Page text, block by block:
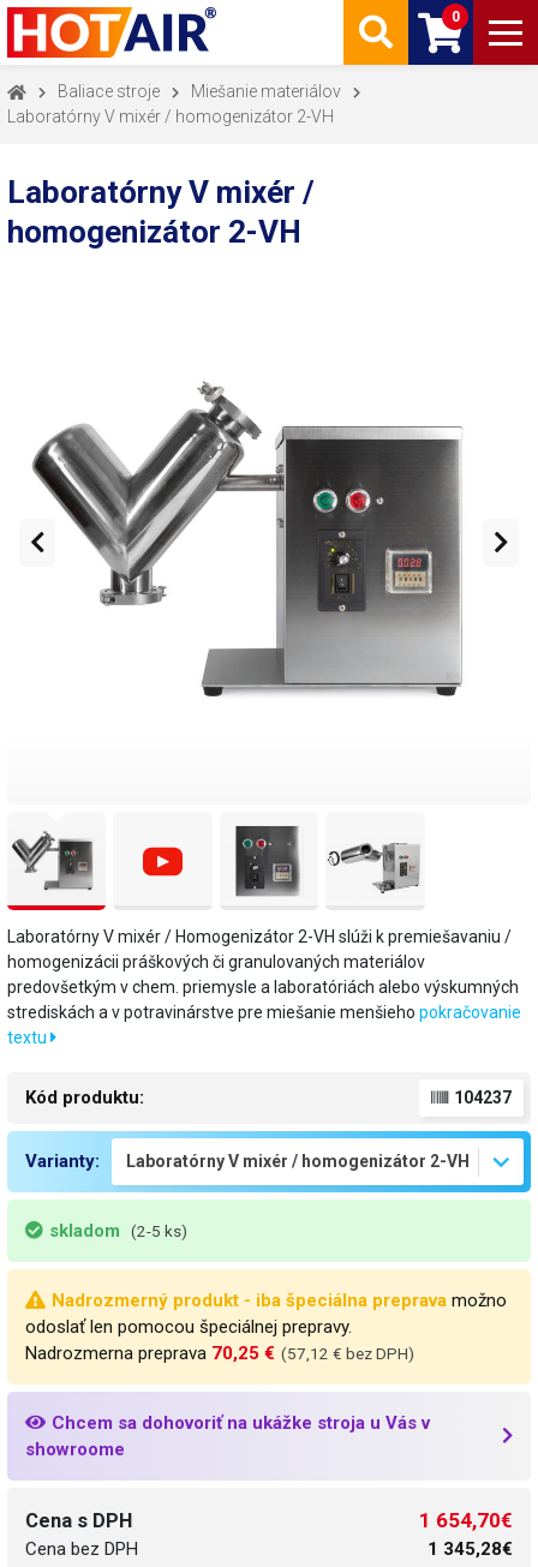
0
Baliace stroje
Miešanie materiálov
Laboratórny V mixér / homogenizátor 2-VH
Laboratórny V mixér /
homogenizátor 2-VH
​Laboratórny V mixér / Homogenizátor 2-VH slúži k premiešavaniu /
homogenizácii práškových či granulovaných materiálov
predovšetkým v chem. priemysle a laboratóriách alebo výskumných
strediskách a v potravinárstve pre miešanie menšieho pokračovanie
textu
Kód produktu: 104237
Varianty:
skladom (2-5 ks)
Nadrozmerný produkt - iba špeciálna preprava možno
odoslať len pomocou špeciálnej prepravy.
Nadrozmerna preprava 70,25 € (57,12 € bez DPH)
Chcem sa dohovoriť na ukážke stroja u Vás v
showroome
Cena s DPH
Cena bez DPH
1 654,70€
1 345,28€